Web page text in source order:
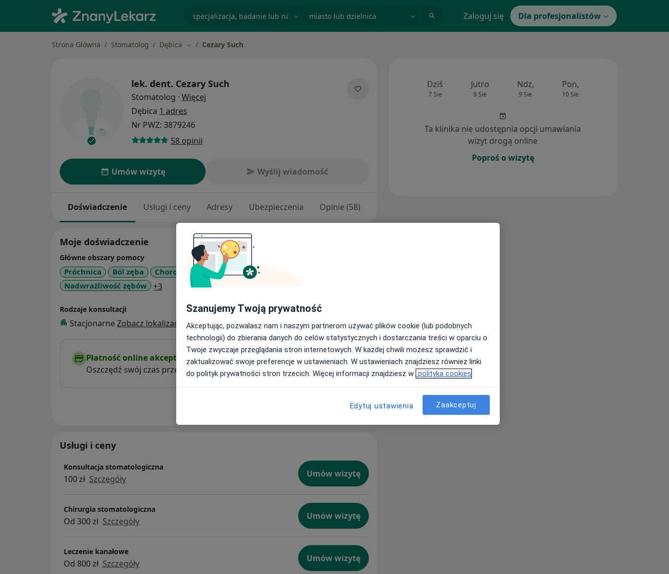
Zaloguj się Dla profesjonalistów
Strona Główna Stomatolog Dębica Zmień miasto
Cezary Such
lek. dent. Cezary Such
Stomatolog · Więcej
Dębica 1 adres
Nr PWZ: 3879246
58 opinii
Umów wizytę Wyślij wiadomość
Doświadczenie Usługi i ceny Adresy Ubezpieczenia Opinie (58)
Moje doświadczenie
Główne obszary pomocy
Próchnica Ból zęba Choroby miazgi
Braki zębowe
Nadwrażliwość zębów
+3 a11y_sr_more_diseases
Rodzaje konsultacji
Stacjonarne Zobacz lokalizacje (1)
Płatność online akceptowana
Oszczędź swój czas przed wizytą.
Usługi i ceny
Konsultacja stomatologiczna
100 zł Szczegóły Umów wizytę
Chirurgia stomatologiczna
Od 300 zł Szczegóły Umów wizytę
Leczenie kanałowe
Od 800 zł Szczegóły Umów wizytę
Dziś
7 Sie
Jutro
8 Sie
Ndz,
9 Sie
Pon,
10 Sie
Ta klinika nie udostępnia opcji umawiania
wizyt drogą online
Poproś o wizytę
Szanujemy Twoją prywatność
Akceptując, pozwalasz nam i naszym partnerom używać plików cookie (lub podobnych
technologii) do zbierania danych do celów statystycznych i dostarczania treści w oparciu o
Twoje zwyczaje przeglądania stron internetowych. W każdej chwili możesz sprawdzić i
zaktualizować swoje preferencje w ustawieniach. W ustawieniach znajdziesz również linki
do polityk prywatności stron trzecich. Więcej informacji znajdziesz w polityka cookies
Edytuj ustawienia Zaakceptuj